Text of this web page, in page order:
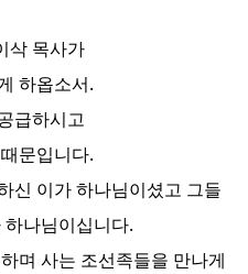
삭 목사가
하옵소서.
급하시고
문입니다.
신 이가 하나님이셨고 그들
나님이십니다.
며 사는 조선족들을 만나게